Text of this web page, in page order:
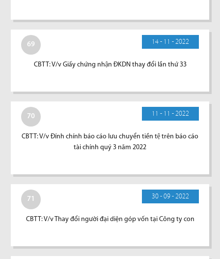
69 14 - 11 - 2022
CBTT: V/v Giấy chứng nhận ĐKDN thay đổi lần thứ 33
70 11 - 11 - 2022
CBTT: V/v Đính chính báo cáo lưu chuyển tiền tệ trên báo cáo
tài chính quý 3 năm 2022
71 30 - 09 - 2022
CBTT: V/v Thay đổi người đại diện góp vốn tại Công ty con